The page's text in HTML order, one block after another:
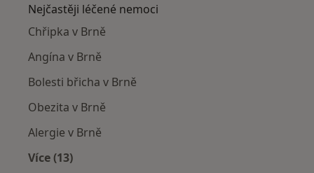
Nejčastěji léčené nemoci
Chřipka v Brně
Angína v Brně
Bolesti břicha v Brně
Obezita v Brně
Alergie v Brně
Více (13)